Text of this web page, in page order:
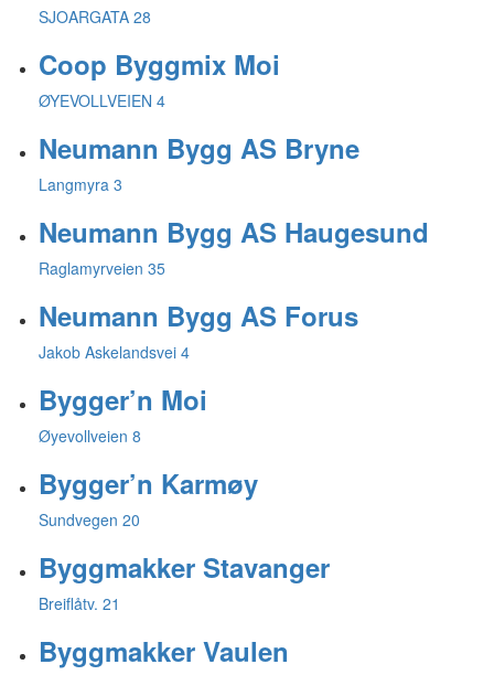
SJOARGATA 28
Coop Byggmix Moi
ØYEVOLLVEIEN 4
Neumann Bygg AS Bryne
Langmyra 3
Neumann Bygg AS Haugesund
Raglamyrveien 35
Neumann Bygg AS Forus
Jakob Askelandsvei 4
Bygger’n Moi
Øyevollveien 8
Bygger’n Karmøy
Sundvegen 20
Byggmakker Stavanger
Breiflåtv. 21
Byggmakker Vaulen